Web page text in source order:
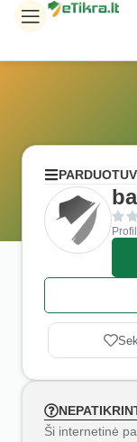
Ši internetinė